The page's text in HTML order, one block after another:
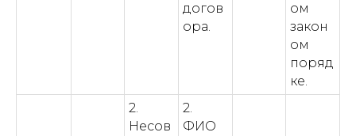
догов
ора.
ом
закон
ом
поряд
ке.
2.
Несов
2.
ФИО